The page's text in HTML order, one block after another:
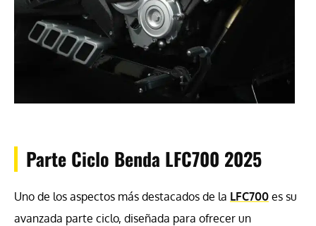
Parte Ciclo Benda LFC700 2025
Uno de los aspectos más destacados de la LFC700 es su
avanzada parte ciclo, diseñada para ofrecer un